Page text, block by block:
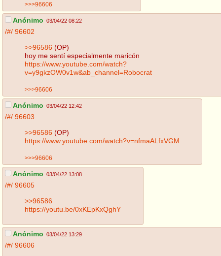
>>>96606
Anónimo 03/04/22 08:22
/#/ 96602
>>96586 (OP)
hoy me sentí especialmente maricón
https://www.youtube.com/watch?
v=y9gkzOW0v1w&ab_channel=Robocrat
>>>96606
Anónimo 03/04/22 12:42
/#/ 96603
>>96586 (OP)
https://www.youtube.com/watch?v=nfmaALfxVGM
>>>96606
Anónimo 03/04/22 13:08
/#/ 96605
>>96586
https://youtu.be/0xKEpKxQghY
Anónimo 03/04/22 13:29
/#/ 96606